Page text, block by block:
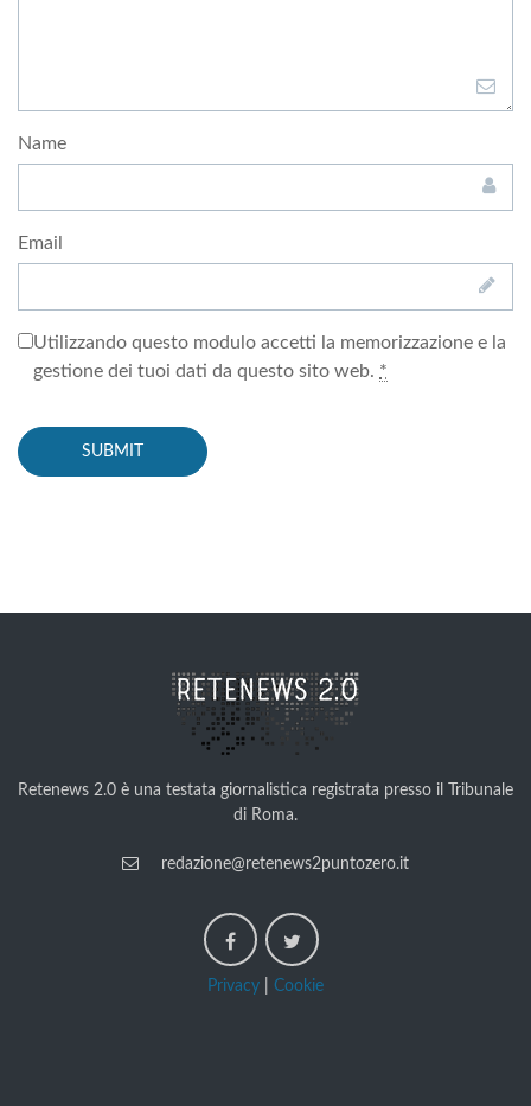
Name
Email
Utilizzando questo modulo accetti la memorizzazione e la
gestione dei tuoi dati da questo sito web. *
Retenews 2.0 è una testata giornalistica registrata presso il Tribunale
di Roma.
redazione@retenews2puntozero.it
Privacy Cookie